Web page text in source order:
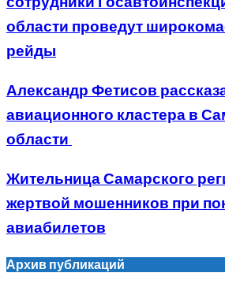
области проведут
рейды
Александр Фетисов
авиационного кластера в
области
Жительница Самарского
жертвой мошенников при
авиабилетов
Архив публикаций